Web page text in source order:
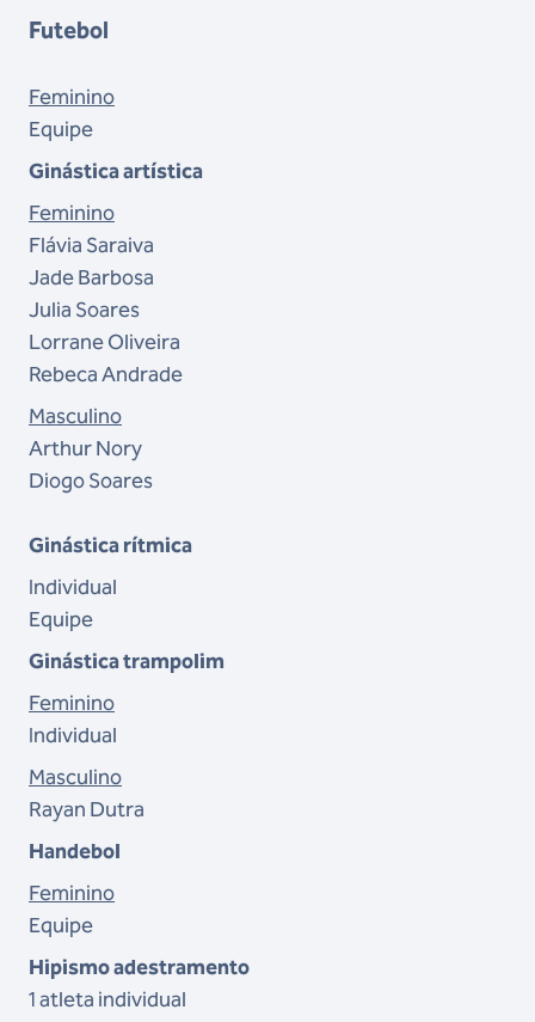
Futebol
Feminino
Equipe
Ginástica artística
Feminino
Flávia Saraiva
Jade Barbosa
Julia Soares
Lorrane Oliveira
Rebeca Andrade
Masculino
Arthur Nory
Diogo Soares
Ginástica rítmica
Individual
Equipe
Ginástica trampolim
Feminino
Individual
Masculino
Rayan Dutra
Handebol
Feminino
Equipe
Hipismo adestramento
1 atleta individual